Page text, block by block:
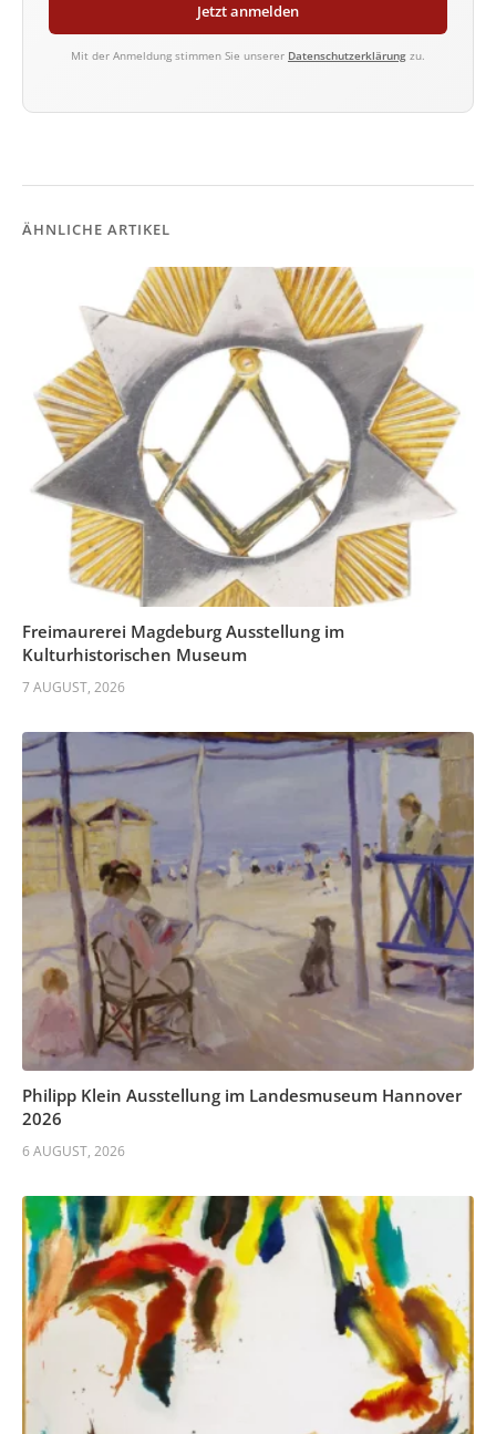
Jetzt anmelden
Mit der Anmeldung stimmen Sie unserer Datenschutzerklärung zu.
ÄHNLICHE ARTIKEL
Freimaurerei Magdeburg Ausstellung im
Kulturhistorischen Museum
7 AUGUST, 2026
Philipp Klein Ausstellung im Landesmuseum Hannover
2026
6 AUGUST, 2026